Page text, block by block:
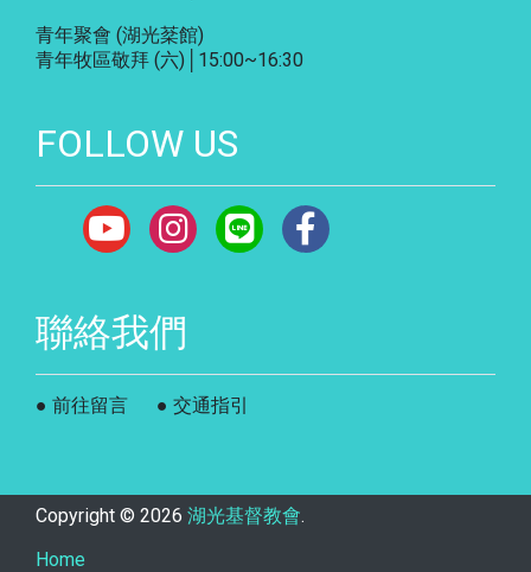
青年聚會 (湖光棻館)
青年牧區敬拜 (六)│15:00~16:30
FOLLOW US
聯絡我們
● 前往留言 ● 交通指引
Copyright © 2026 湖光基督教會.
Home